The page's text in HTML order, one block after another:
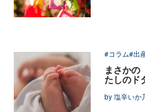
#コラム#出
まさかの
たしのド
by 塩辛いか